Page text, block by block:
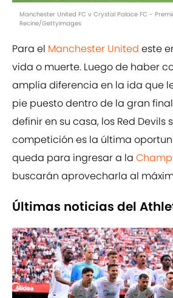
Manchester United FC v Crystal Palace FC -
Recine/GettyImages
Para el Manchester United este
vida o muerte. Luego de haber
amplia diferencia en la ida que
pie puesto dentro de la gran
definir en su casa, los Red Devils
competición es la última
queda para ingresar a la
buscarán aprovecharla al
Últimas noticias del